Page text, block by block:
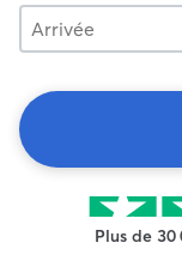
Arrivée
Plus de 30